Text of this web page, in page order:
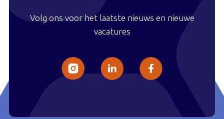
Volg ons voor het laatste nieuws en nieuwe
vacatures